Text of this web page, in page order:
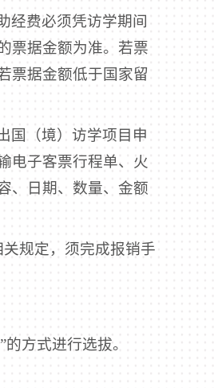
经费必须凭访学期间
票据金额为准。若票
票据金额低于国家留
国（境）访学项目申
电子客票行程单、火
、日期、数量、金额
规定，须完成报销手
方式进行选拔。